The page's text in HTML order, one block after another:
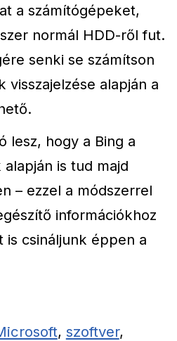
a számítógépeket,
normál HDD-ről fut.
senki se számítson
visszajelzése alapján a
lesz, hogy a Bing a
is tud majd
– ezzel a módszerrel
információkhoz
is csináljunk éppen a
, szoftver,